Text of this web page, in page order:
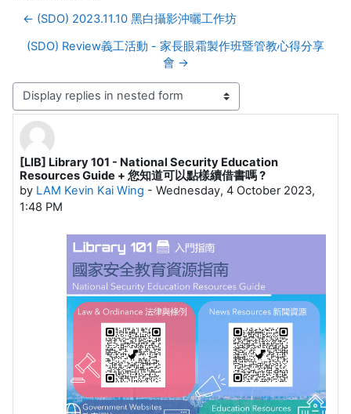
← (SDO) 2023.11.10 黑白攝影沖曬工作坊
(SDO) Review義工活動 - 家長眼霜製作班暨管教心得分享
會 →
Display mode
[LIB] Library 101 - National Security Education
Resources Guide + 您知道可以點樣續借書嗎 ?
by LAM Kevin Kai Wing - Wednesday, 4 October 2023,
1:48 PM
Number of replies: 0